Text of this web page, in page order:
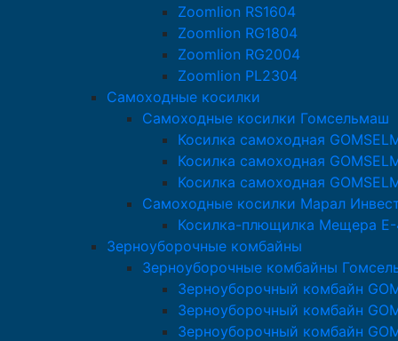
Zoomlion RS1604
Zoomlion RG1804
Zoomlion RG2004
Zoomlion PL2304
Самоходные косилки
Самоходные косилки Гомсельмаш
Косилка самоходная
Косилка самоходная
Косилка самоходная
Самоходные косилки Марал
Косилка-плющилка Мещера
Зерноуборочные комбайны
Зерноуборочные комбайны
Зерноуборочный комбайн
Зерноуборочный комбайн
Зерноуборочный комбайн